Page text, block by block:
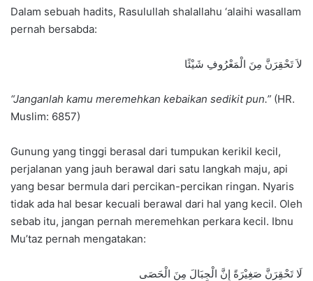
Dalam sebuah hadits, Rasulullah shalallahu ‘alaihi wasallam
pernah bersabda:
لاَ تَحْقِرَنَّ مِنَ الْمَعْرُوفِ شَيْئًا
“Janganlah kamu meremehkan kebaikan sedikit pun.” (HR.
Muslim: 6857)
Gunung yang tinggi berasal dari tumpukan kerikil kecil,
perjalanan yang jauh berawal dari satu langkah maju, api
yang besar bermula dari percikan-percikan ringan. Nyaris
tidak ada hal besar kecuali berawal dari hal yang kecil. Oleh
sebab itu, jangan pernah meremehkan perkara kecil. Ibnu
Mu’taz pernah mengatakan:
لَا تَحْقِرَنَّ صَغِيْرَةً إِنَّ الْجِبَالَ مِنَ الْحَصَى